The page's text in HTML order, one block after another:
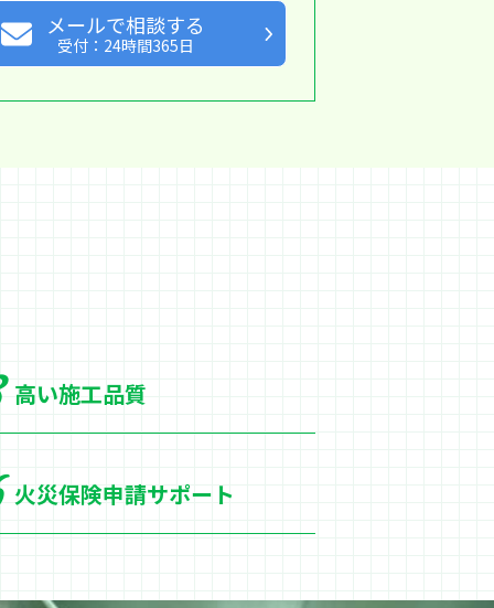
メールで相談する
受付：24時間365日
高い施工品質
火災保険申請サポート